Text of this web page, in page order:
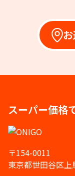
スーパー価格
〒154-0011
東京都世田谷区